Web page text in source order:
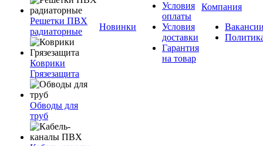
Решетки ПВХ
радиаторные
Коврики
Грязезащита
Обводы для
труб
Новинки
Условия
оплаты
Условия
доставки
Гарантия
на товар
Компания